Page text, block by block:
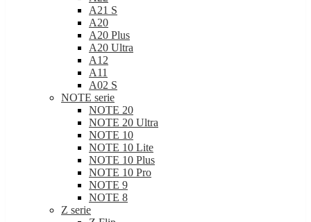
A21 S
A20
A20 Plus
A20 Ultra
A12
A11
A02 S
NOTE serie
NOTE 20
NOTE 20 Ultra
NOTE 10
NOTE 10 Lite
NOTE 10 Plus
NOTE 10 Pro
NOTE 9
NOTE 8
Z serie